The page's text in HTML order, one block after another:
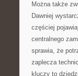
Można także
Dawniej
częściej
centralnego
sprawia, że
zaplecza
kluczy to